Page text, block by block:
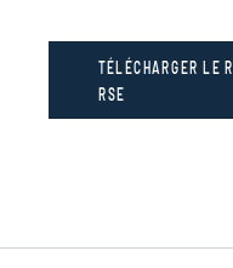
TÉLÉCHARGER LE
RSE